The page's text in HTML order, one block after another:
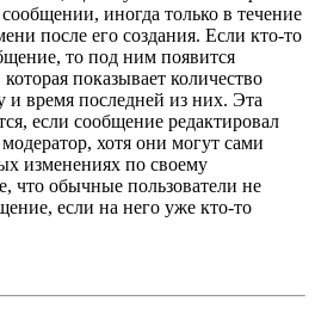
иногда только в течение
после его создания. Если кто-то
то под ним появится
показывает количество
и время последней из них. Эта
если сообщение редактировал
хотя они могут сами
изменениях по своему
что обычные пользователи не
если на него уже кто-то